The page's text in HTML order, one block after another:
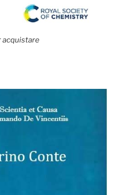
acquistare